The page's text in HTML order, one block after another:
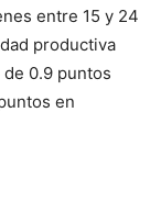
entre 15 y 24
productiva
0.9 puntos
en